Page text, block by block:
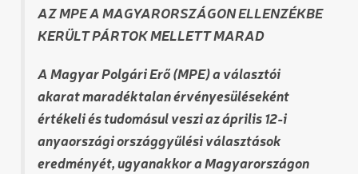
AZ MPE A MAGYARORSZÁGON ELLENZÉKBE
KERÜLT PÁRTOK MELLETT MARAD
A Magyar Polgári Erő (MPE) a választói
akarat maradéktalan érvényesüléseként
értékeli és tudomásul veszi az április 12-i
anyaországi országgyűlési választások
eredményét, ugyanakkor a Magyarországon